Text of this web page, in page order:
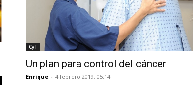
CyT
Un plan para control del cáncer
Enrique - 4 febrero 2019, 05:14